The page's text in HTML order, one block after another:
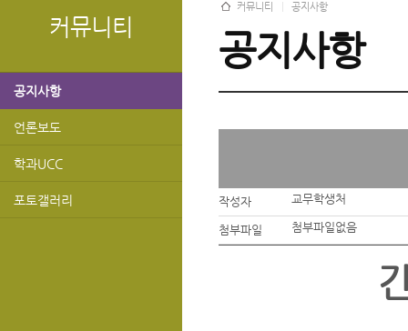
커뮤니티
공지사항
언론보도
학과UCC
포토갤러리
커뮤니티 공지사항
공지사항
작성자 교무학생처
첨부파일 첨부파일없음